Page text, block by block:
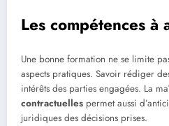
Les compétences à
Une bonne formation ne se limite
aspects pratiques. Savoir rédiger
intérêts des parties engagées. La
contractuelles permet aussi
juridiques des décisions prises.